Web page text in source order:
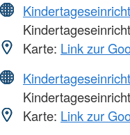
Karte: Link zur
Karte: Link zur